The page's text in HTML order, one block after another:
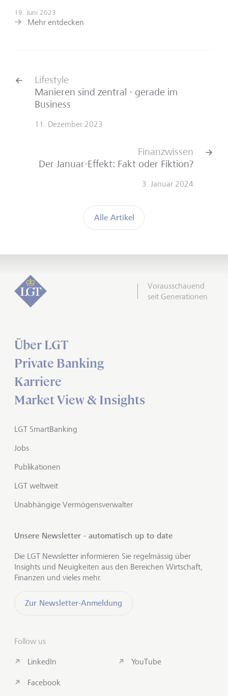
19. Juni 2023
Mehr entdecken
Lifestyle
Manieren sind zentral - gerade im
Business
11. Dezember 2023
Alle Artikel
Finanzwissen
Der Januar-Effekt: Fakt oder Fiktion?
3. Januar 2024
Vorausschauend
seit Generationen
Über LGT
Private Banking
Karriere
Market View & Insights
LGT SmartBanking
Jobs
Publikationen
LGT weltweit
Unabhängige Vermögensverwalter
Unsere Newsletter - automatisch up to date
Die LGT Newsletter informieren Sie regelmässig über
Insights und Neuigkeiten aus den Bereichen Wirtschaft,
Finanzen und vieles mehr.
Zur Newsletter-Anmeldung
Follow us
LinkedIn
Facebook
YouTube